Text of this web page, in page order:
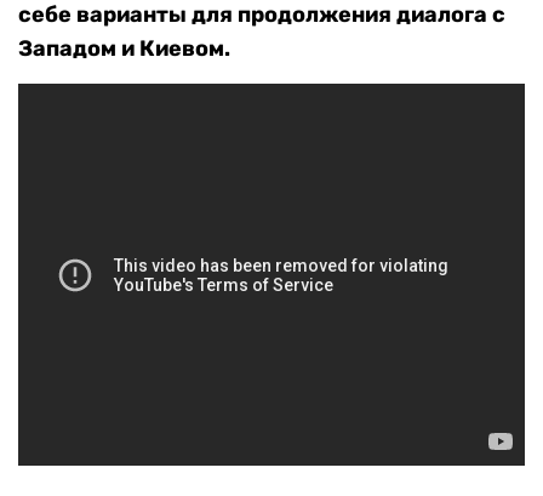
себе варианты для продолжения диалога с
Западом и Киевом.